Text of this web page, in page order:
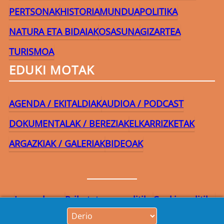
PERTSONAKHISTORIAMUNDUAPOLITIKA
NATURA ETA BIDAIAKOSASUNAGIZARTEA
TURISMOA
EDUKI MOTAK
AGENDA / EKITALDIAKAUDIOA / PODCAST
DOKUMENTALAK / BEREZIAKELKARRIZKETAK
ARGAZKIAK / GALERIAKBIDEOAK
Lege-oharraPribatutasun-politikaCookie politika